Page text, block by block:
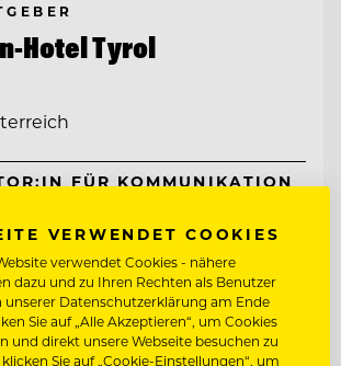
Hotel Tyrol
FÜR KOMMUNIKATION
VERWENDET COOKIES
verwendet Cookies - nähere
dazu und zu Ihren Rechten als Benutzer
unserer Datenschutzerklärung am Ende
Sie auf „Alle Akzeptieren“, um Cookies
und direkt unsere Webseite besuchen zu
Sie auf „Cookie-Einstellungen“, um